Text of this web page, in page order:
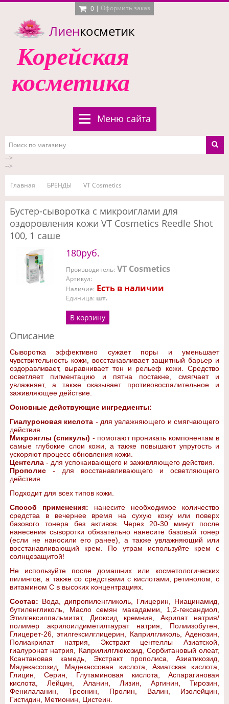
0 | Оформить заказ
Лиенкосметик
Корейская
косметика
Меню сайта
-->
-->
Главная БРЕНДЫ VT Cosmetics
Бустер-сыворотка с микроиглами для
оздоровления кожи VT Cosmetics Reedle Shot
100, 1 саше
180руб.
Производитель: VT Cosmetics
Артикул:
Наличие: Есть в наличии
Единица: шт.
В корзину
Описание
Сыворотка эффективно сужает поры и уменьшает
чувствительность кожи, восстанавливает защитный барьер и
оздоравливает, выравнивает тон и рельеф кожи. Средство
осветляет пигментацию и пятна постакне, смягчает и
увлажняет, а также оказывает противовоспалительное и
заживляющее действие.
Основные действующие ингредиенты:
Гиалуроновая кислота - для увлажняющего и смягчающего
действия.
Микроиглы (спикулы) - помогают проникать компонентам в
самые глубокие слои кожи, а также повышают упругость и
ускоряют процесс обновления кожи.
Центелла - для успокаивающего и заживляющего действия.
Прополис - для восстанавливающего и осветляющего
действия.
Подходит для всех типов кожи.
Способ применения: нанесите необходимое количество
средства в вечернее время на сухую кожу или поверх
базового тонера без активов. Через 20-30 минут после
нанесения сыворотки обязательно нанесите базовый тонер
(если не наносили его ранее), а также увлажняющий или
восстанавливающий крем. По утрам используйте крем с
солнцезащитой!
Не используйте после домашних или косметологических
пилингов, а также со средствами с кислотами, ретинолом, с
витамином С в высоких концентрациях.
Состав: Вода, дипропиленгликоль, Глицерин, Ниацинамид,
бутиленгликоль, Масло семян макадамии, 1,2-гександиол,
Этилгексилпальмитат, Диоксид кремния, Акрилат натрия/
полимер акрилоилдиметилтаурат натрия, Полиизобутен,
Глицерет-26, этилгексилглицерин, Каприлгликоль, Аденозин,
Полиакрилат натрия, Экстракт центеллы Азиатской,
гиалуронат натрия, Каприлилглюкозид, Сорбитановый олеат,
Ксантановая камедь, Экстракт прополиса, Азиатикозид,
Мадекассозид, Мадекассовая кислота, Азиатская кислота,
Глицин, Серин, Глутаминовая кислота, Аспарагиновая
кислота, Лейцин, Аланин, Лизин, Аргинин, Тирозин,
Фенилаланин, Треонин, Пролин, Валин, Изолейцин,
Гистидин, Метионин, Цистеин.